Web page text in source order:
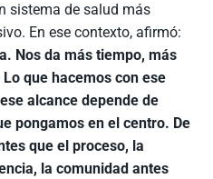
sistema de salud más
En ese contexto, afirmó:
Nos da más tiempo, más
que hacemos con ese
alcance depende de
pongamos en el centro. De
que el proceso, la
la comunidad antes